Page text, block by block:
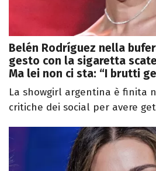
Belén Rodríguez nella
gesto con la sigaretta
Ma lei non ci sta: “I brutti
La showgirl argentina è finita
critiche dei social per avere